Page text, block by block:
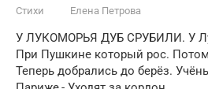
Стихи Елена Петрова
У ЛУКОМОРЬЯ ДУБ СРУБИЛИ. У
При Пушкине который рос.
Теперь добрались до берёз.